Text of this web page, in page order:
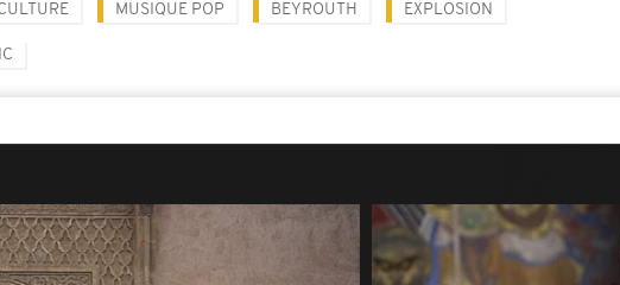
MUSIQUE POP BEYROUTH EXPLOSION